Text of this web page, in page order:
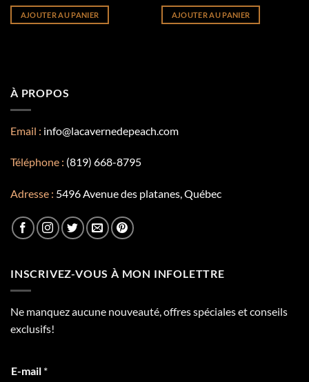
AJOUTER AU PANIER AJOUTER AU PANIER
À PROPOS
Email : info@lacavernedepeach.com
Téléphone : (819) 668-8795
Adresse : 5496 Avenue des platanes, Québec
INSCRIVEZ-VOUS À MON INFOLETTRE
Ne manquez aucune nouveauté, offres spéciales et conseils
exclusifs!
E-mail *